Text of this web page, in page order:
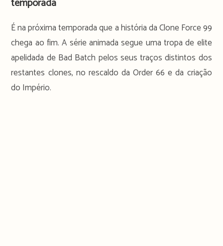
temporada
É na próxima temporada que a história da Clone Force 99
chega ao fim. A série animada segue uma tropa de elite
apelidada de Bad Batch pelos seus traços distintos dos
restantes clones, no rescaldo da Order 66 e da criação
do Império.